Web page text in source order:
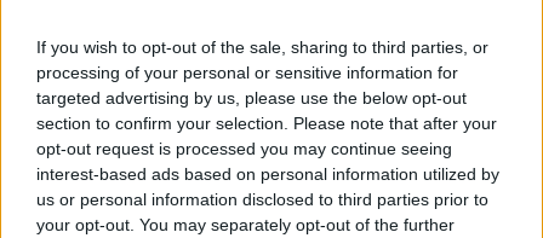
If you wish to opt-out of the sale, sharing to third parties, or
processing of your personal or sensitive information for
targeted advertising by us, please use the below opt-out
section to confirm your selection. Please note that after your
opt-out request is processed you may continue seeing
interest-based ads based on personal information utilized by
us or personal information disclosed to third parties prior to
your opt-out. You may separately opt-out of the further
Wiezner István |2014 április 11. 09:00
Limitált ideig és 1500 dollár birtokában szabad
lesz a vásár.